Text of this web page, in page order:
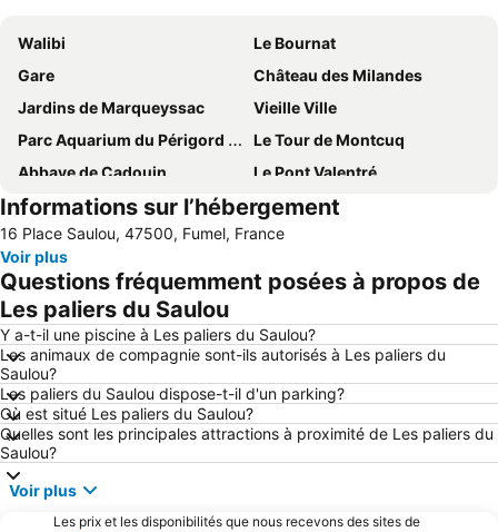
Walibi
Le Bournat
Gare
Château des Milandes
Jardins de Marqueyssac
Vieille Ville
Parc Aquarium du Périgord Noir
Le Tour de Montcuq
Abbaye de Cadouin
Le Pont Valentré
Cahors-Lalbenque Airport
Aéroport Agen-La Garenne
La Halle
Grotte de Font de Gaume
La Place de la Halle
L'aqueduc Romain de la vallée de Vers à Cahors
Cathédrale St-Sacerdos
Marché hebdomadaire
Hôtel de Roaldès dit Maison Henri IV
Les Contes du Lébérou - Festival en Périgord Noir
Informations sur l’hébergement
16 Place Saulou, 47500, Fumel, France
Voir plus
Questions fréquemment posées à propos de
Les paliers du Saulou
Y a-t-il une piscine à Les paliers du Saulou?
Les animaux de compagnie sont-ils autorisés à Les paliers du
Saulou?
Les paliers du Saulou dispose-t-il d'un parking?
Où est situé Les paliers du Saulou?
Quelles sont les principales attractions à proximité de Les paliers du
Saulou?
Voir plus
Les prix et les disponibilités que nous recevons des sites de